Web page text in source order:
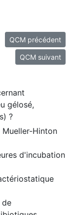
QCM précédent
QCM suivant
gélosé,
?
Hinton
d'incubation
de